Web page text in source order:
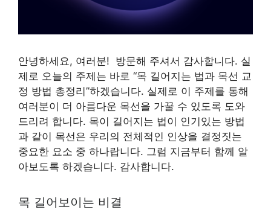
안녕하세요, 여러분! 방문해 주셔서 감사합니다. 실
제로 오늘의 주제는 바로 “목 길어지는 법과 목선 교
정 방법 총정리”하겠습니다. 실제로 이 주제를 통해
여러분이 더 아름다운 목선을 가꿀 수 있도록 도와
드리려 합니다. 목이 길어지는 법이 인기있는 방법
과 같이 목선은 우리의 전체적인 인상을 결정짓는
중요한 요소 중 하나랍니다. 그럼 지금부터 함께 알
아보도록 하겠습니다. 감사합니다.
목 길어보이는 비결